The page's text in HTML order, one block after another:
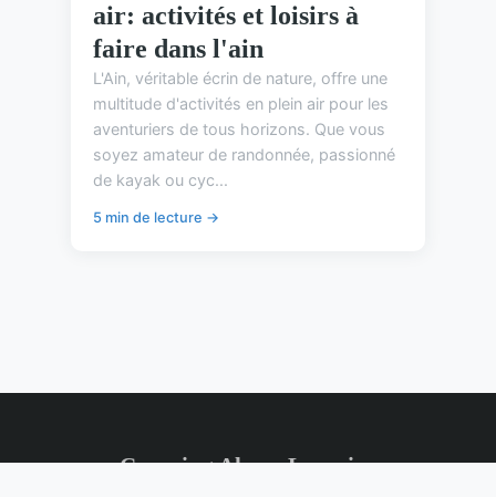
air: activités et loisirs à
faire dans l'ain
L'Ain, véritable écrin de nature, offre une
multitude d'activités en plein air pour les
aventuriers de tous horizons. Que vous
soyez amateur de randonnée, passionné
de kayak ou cyc...
5 min de lecture →
Camping Alsace Lorraine